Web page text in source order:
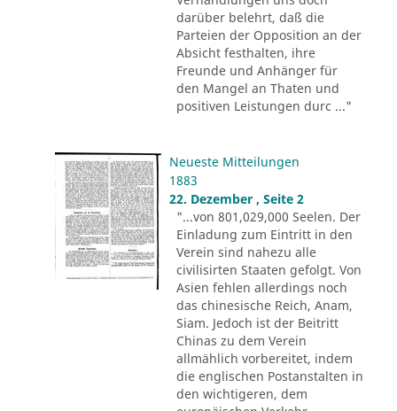
darüber belehrt, daß die
Parteien der Opposition an der
Absicht festhalten, ihre
Freunde und Anhänger für
den Mangel an Thaten und
positiven Leistungen durc ..."
Neueste Mitteilungen
1883
22. Dezember , Seite 2
"...von 801,029,000 Seelen. Der
Einladung zum Eintritt in den
Verein sind nahezu alle
civilisirten Staaten gefolgt. Von
Asien fehlen allerdings noch
das chinesische Reich, Anam,
Siam. Jedoch ist der Beitritt
Chinas zu dem Verein
allmählich vorbereitet, indem
die englischen Postanstalten in
den wichtigeren, dem